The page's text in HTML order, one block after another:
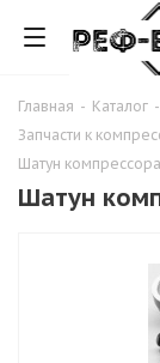
Главная - Каталог -
Запчасти к
Шатун
Шатун